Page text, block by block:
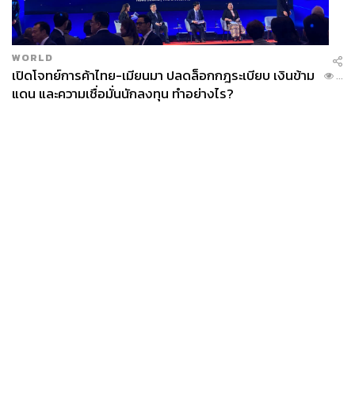
WORLD
เปิดโจทย์การค้าไทย-เมียนมา ปลดล็อกกฎระเบียบ เงินข้าม
แดน และความเชื่อมั่นนักลงทุน ทำอย่างไร?
...